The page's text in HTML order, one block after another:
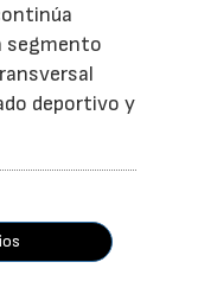
segmento
deportivo y